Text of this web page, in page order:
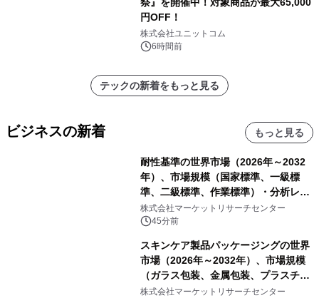
円OFF！
株式会社ユニットコム
6時間前
テックの新着をもっと見る
ビジネスの新着 もっと見る
耐性基準の世界市場（2026年～2032
年）、市場規模（国家標準、一級標
準、二級標準、作業標準）・分析レポ
ートを発表
株式会社マーケットリサーチセンター
45分前
スキンケア製品パッケージングの世界
市場（2026年～2032年）、市場規模
（ガラス包装、金属包装、プラスチッ
ク包装、その他）・分析レポートを発
株式会社マーケットリサーチセンター